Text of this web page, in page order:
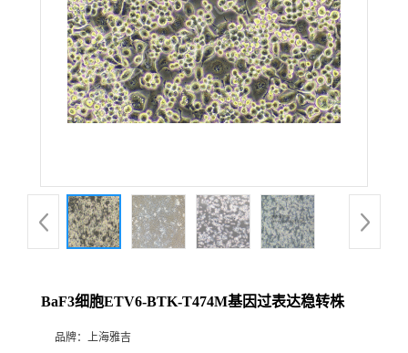
BaF3细胞ETV6-BTK-T474M基因过表达稳转株
品牌： 上海雅吉